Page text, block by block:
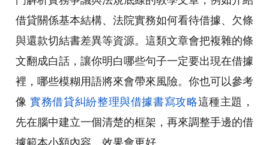
借貸關係基本結構、法院實務如何看待借據、欠條
與還款切結書差異等資源。這類文章會把複雜的條
文翻成白話，讓你明白哪些句子一定要出現在借據
裡，哪些模糊用語將來會帶來風險。你也可以參考
像 實務借貸糾紛整理與借據書寫攻略這種主題，
先在腦中建立一個清楚的框架，再來調整手邊的借
據範本小額內容，效果會更好。